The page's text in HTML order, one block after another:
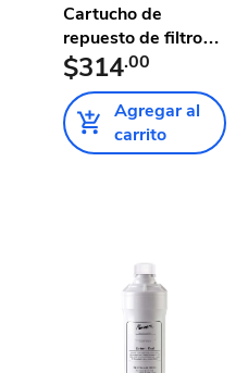
Cartucho de
repuesto de filtro
para refr...
$314.00
Agregar al
carrito